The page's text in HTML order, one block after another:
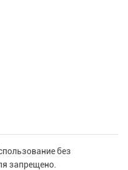
без
запрещено.